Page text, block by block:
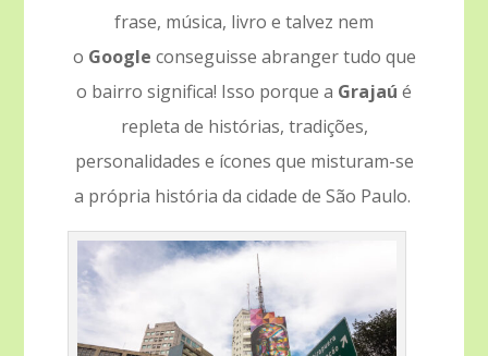
frase, música, livro e talvez nem
o Google conseguisse abranger tudo que
o bairro significa! Isso porque a Grajaú é
repleta de histórias, tradições,
personalidades e ícones que misturam-se
a própria história da cidade de São Paulo.